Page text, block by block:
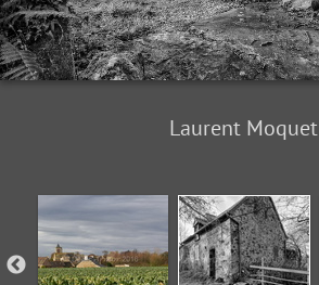
Laurent Moquet